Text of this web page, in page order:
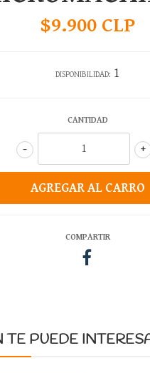
$9.900 CLP
DISPONIBILIDAD: 1
CANTIDAD
+
-
COMPARTIR
TE PUEDE